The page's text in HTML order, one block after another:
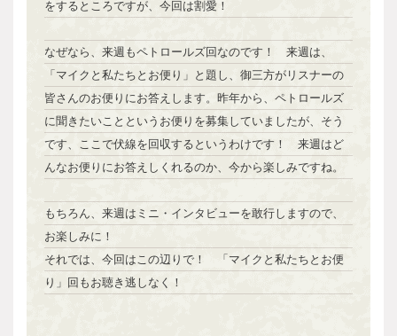
をするところですが、今回は割愛！
なぜなら、来週もペトロールズ回なのです！ 来週は、
「マイクと私たちとお便り」と題し、御三方がリスナーの
皆さんのお便りにお答えします。昨年から、ペトロールズ
に聞きたいことというお便りを募集していましたが、そう
です、ここで伏線を回収するというわけです！ 来週はど
んなお便りにお答えしくれるのか、今から楽しみですね。
もちろん、来週はミニ・インタビューを敢行しますので、
お楽しみに！
それでは、今回はこの辺りで！ 「マイクと私たちとお便
り」回もお聴き逃しなく！